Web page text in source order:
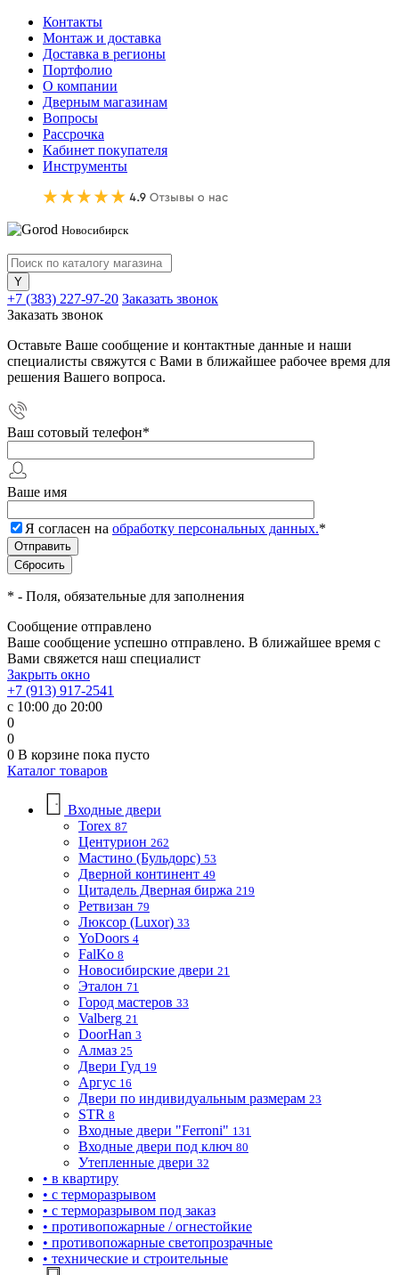
Контакты
Монтаж и доставка
Доставка в регионы
Портфолио
О компании
Дверным магазинам
Вопросы
Рассрочка
Кабинет покупателя
Инструменты
Новосибирск
+7 (383) 227-97-20 Заказать звонок
Заказать звонок
Оставьте Ваше сообщение и контактные данные и наши
специалисты свяжутся с Вами в ближайшее рабочее время для
решения Вашего вопроса.
Ваш сотовый телефон*
Ваше имя
Я согласен на обработку персональных данных.*
* - Поля, обязательные для заполнения
Сообщение отправлено
Ваше сообщение успешно отправлено. В ближайшее время с
Вами свяжется наш специалист
Закрыть окно
+7 (913) 917-2541
с 10:00 до 20:00
0
0
0 В корзине пока пусто
Каталог товаров
Входные двери
Torex 87
Центурион 262
Мастино (Бульдорс) 53
Дверной континент 49
Цитадель Дверная биржа 219
Ретвизан 79
Люксор (Luxor) 33
YoDoors 4
FalKo 8
Новосибирские двери 21
Эталон 71
Город мастеров 33
Valberg 21
DoorHan 3
Алмаз 25
Двери Гуд 19
Аргус 16
Двери по индивидуальным размерам 23
STR 8
Входные двери "Ferroni" 131
Входные двери под ключ 80
Утепленные двери 32
• в квартиру
• с терморазрывом
• с терморазрывом под заказ
• противопожарные / огнестойкие
• противопожарные светопрозрачные
• технические и строительные